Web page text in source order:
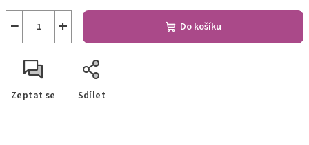
+
− Do košíku
Zeptat se Sdílet